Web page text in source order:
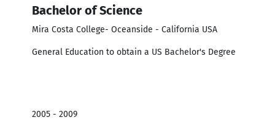
Bachelor of Science
Mira Costa College- Oceanside - California USA
General Education to obtain a US Bachelor's Degree
2005 - 2009